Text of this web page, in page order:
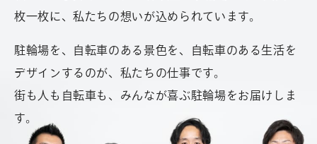
枚一枚に、私たちの想いが込められています。
駐輪場を、自転車のある景色を、自転車のある生活を
デザインするのが、私たちの仕事です。
街も人も自転車も、みんなが喜ぶ駐輪場をお届けしま
す。